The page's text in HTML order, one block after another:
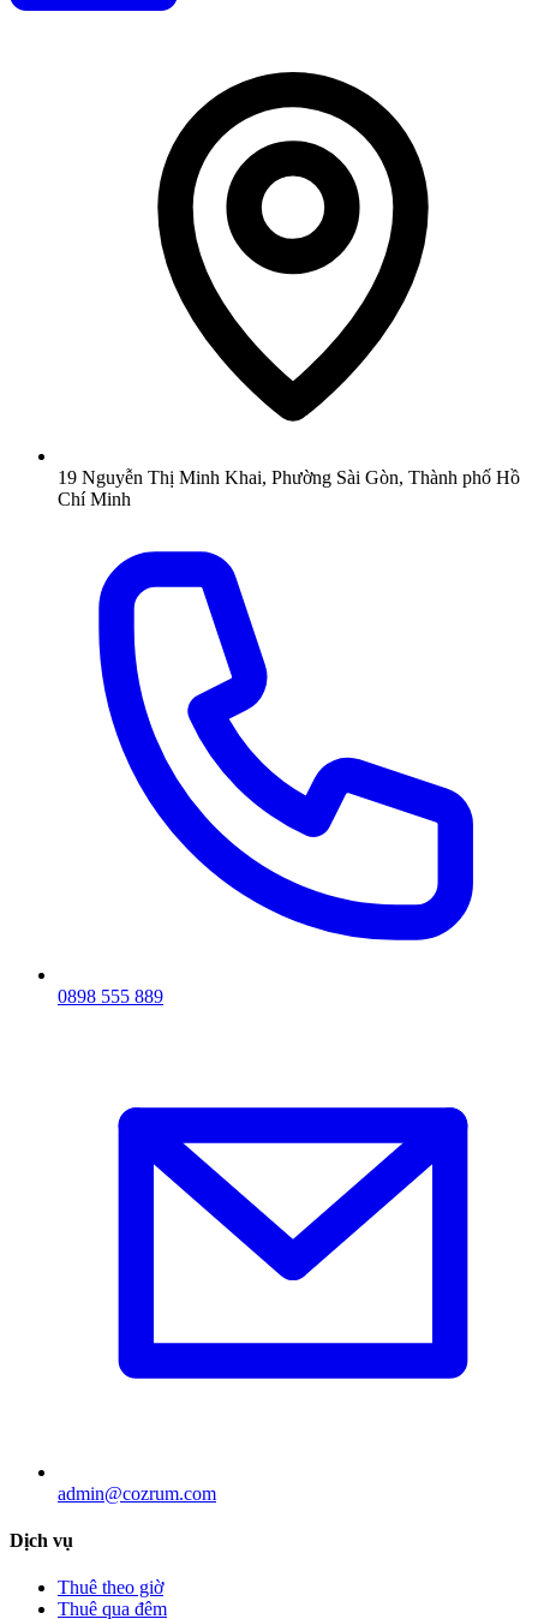
19 Nguyễn Thị Minh Khai, Phường Sài Gòn, Thành phố Hồ
Chí Minh
0898 555 889
admin@cozrum.com
Dịch vụ
Thuê theo giờ
Thuê qua đêm